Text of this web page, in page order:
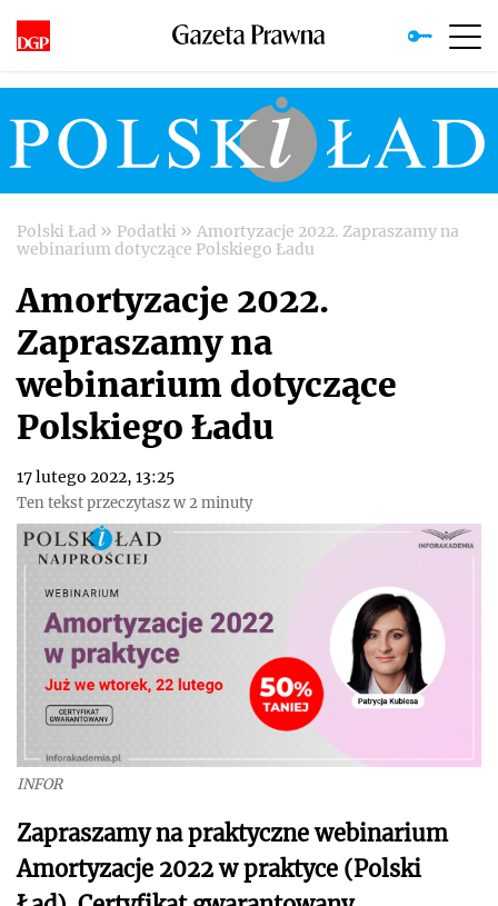
Polski Ład » Podatki » Amortyzacje 2022. Zapraszamy na
webinarium dotyczące Polskiego Ładu
Amortyzacje 2022.
Zapraszamy na
webinarium dotyczące
Polskiego Ładu
17 lutego 2022, 13:25
Ten tekst przeczytasz w 2 minuty
INFOR
Zapraszamy na praktyczne webinarium
Amortyzacje 2022 w praktyce (Polski